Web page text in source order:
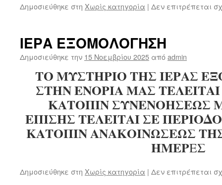
Δημοσιεύθηκε στη Χωρίς κατηγορία | Δεν επιτρέπεται
ΙΕΡΑ ΕΞΟΜΟΛΟΓΗΣΗ
Δημοσιεύθηκε την 15 Νοεμβρίου 2025 απόadmin
ΤΟ ΜΥΣΤΗΡΙΟ ΤΗΣ ΙΕΡΑΣ
ΣΤΗΝ ΕΝΟΡΙΑ ΜΑΣ
ΚΑΤΟΠΙΝ ΣΥΝΕΝΟΗΣΕΩΣ
ΕΠΙΣΗΣ ΤΕΛΕΙΤΑΙ ΣΕ
ΚΑΤΟΠΙΝ ΑΝΑΚΟΙΝΩΣΕΩΣ
ΗΜΕΡΕΣ
Δημοσιεύθηκε στη Χωρίς κατηγορία | Δεν επιτρέπεται